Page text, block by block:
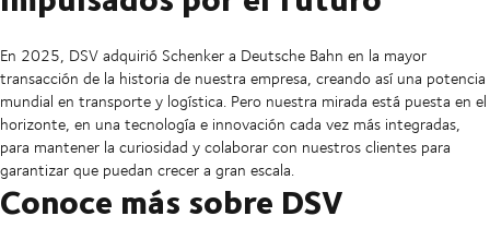
En 2025, DSV adquirió Schenker a Deutsche Bahn en la mayor
transacción de la historia de nuestra empresa, creando así una potencia
mundial en transporte y logística. Pero nuestra mirada está puesta en el
horizonte, en una tecnología e innovación cada vez más integradas,
para mantener la curiosidad y colaborar con nuestros clientes para
garantizar que puedan crecer a gran escala.
Conoce más sobre DSV